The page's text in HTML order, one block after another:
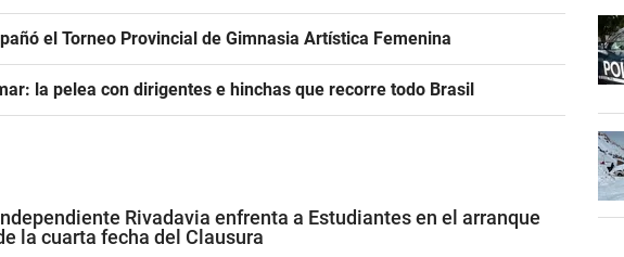
el Torneo Provincial de Gimnasia Artística Femenina
la pelea con dirigentes e hinchas que recorre todo Brasil
Rivadavia enfrenta a Estudiantes en el arranque
la cuarta fecha del Clausura